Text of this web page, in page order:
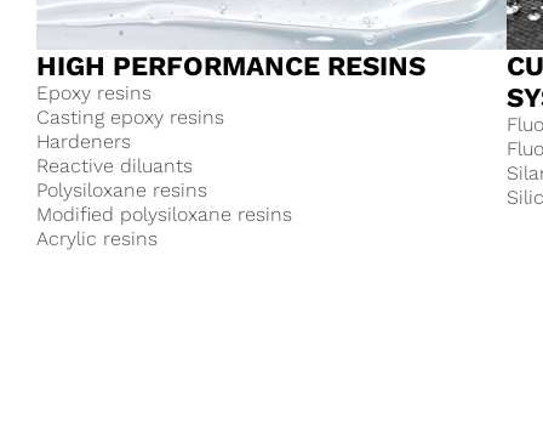
HIGH PERFORMANCE RESINS
Epoxy resins
Casting epoxy resins
Hardeners
Reactive diluants
Polysiloxane resins
Modified polysiloxane resins
Acrylic resins